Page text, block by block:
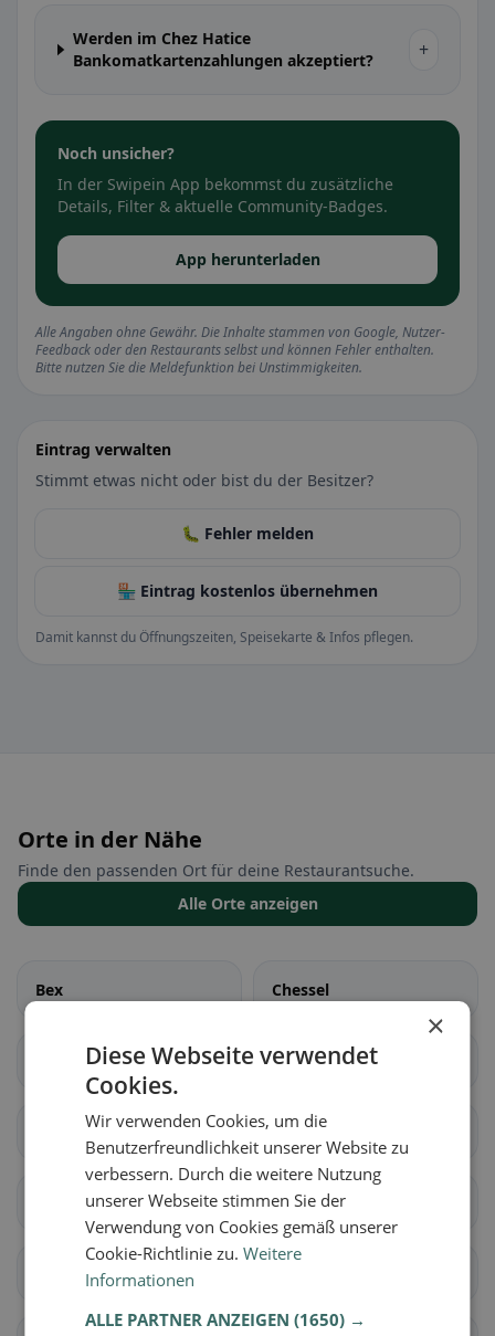
Werden im Chez Hatice
Bankomatkartenzahlungen akzeptiert?
+
Noch unsicher?
In der Swipein App bekommst du zusätzliche
Details, Filter & aktuelle Community-Badges.
App herunterladen
Alle Angaben ohne Gewähr. Die Inhalte stammen von Google, Nutzer-
Feedback oder den Restaurants selbst und können Fehler enthalten.
Bitte nutzen Sie die Meldefunktion bei Unstimmigkeiten.
Eintrag verwalten
Stimmt etwas nicht oder bist du der Besitzer?
🐛 Fehler melden
🏪 Eintrag kostenlos übernehmen
Damit kannst du Öffnungszeiten, Speisekarte & Infos pflegen.
Orte in der Nähe
Finde den passenden Ort für deine Restaurantsuche.
Alle Orte anzeigen
Bex Chessel
Corbeyrier Gryon
Lavey-Morcles Leysin
Noville Ollon
Ormont-Dessous
×
Diese Webseite verwendet
Cookies.
Wir verwenden Cookies, um die
Benutzerfreundlichkeit unserer Website zu
verbessern. Durch die weitere Nutzung
unserer Webseite stimmen Sie der
Verwendung von Cookies gemäß unserer
Cookie-Richtlinie zu.Weitere
Informationen
ALLE PARTNER ANZEIGEN(1650) →